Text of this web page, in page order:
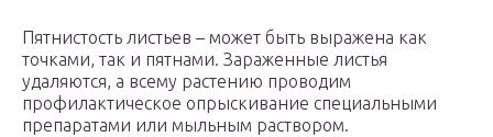
Пятнистость листьев – может быть выражена как
точками, так и пятнами. Зараженные листья
удаляются, а всему растению проводим
профилактическое опрыскивание специальными
препаратами или мыльным раствором.